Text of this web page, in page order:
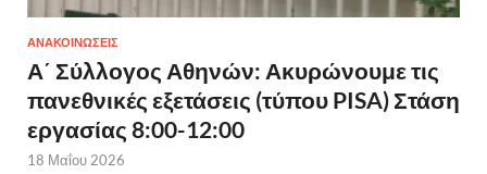
ΑΝΑΚΟΙΝΩΣΕΙΣ
Α΄ Σύλλογος Αθηνών: Ακυρώνουμε τις
πανεθνικές εξετάσεις (τύπου PISA) Στάση
εργασίας 8:00-12:00
18 Μαΐου 2026